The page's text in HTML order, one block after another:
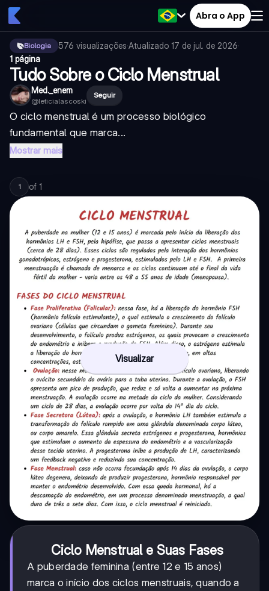
Abra o App
Biologia 576 visualizações·Atualizado 17 de jul. de 2026·
1 página
Tudo Sobre o Ciclo Menstrual
Med._enem
@leticialascoski
Seguir
O ciclo menstrual é um processo biológico
fundamental que marca...
Mostrar mais
1 of 1
Visualizar
Ciclo Menstrual e Suas Fases
A puberdade feminina (entre 12 e 15 anos)
marca o início dos ciclos menstruais, quando a